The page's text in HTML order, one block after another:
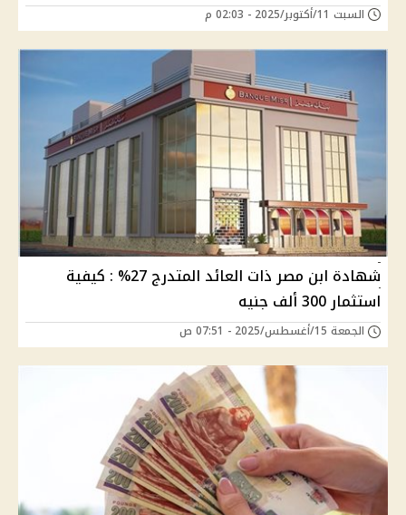
السبت 11/أكتوبر/2025 - 02:03 م
شهادة ابن مصر ذات العائد المتدرج 27% : كيفية
استثمار 300 ألف جنيه
الجمعة 15/أغسطس/2025 - 07:51 ص